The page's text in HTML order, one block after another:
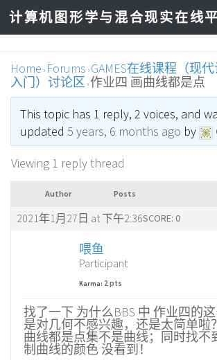
计算机图形学与混合现实在线
Home › Forums › GAMES在线课程（现
入门）讨论区 › 作业四 画曲线都是点
This topic has 1 reply, 2 voices, and
updated 5 years, 6 months ago by
Viewing 1 reply thread
Author Posts
2021年1月27日 at 下午2:36SCORE: 0
喂鱼
Participant
Karma: 2 pts
找了一下 为什么BBS 中 作业四的这
是对几何不感兴趣，还是太简单啦
曲线都是点集不是曲线；同时找不
制曲线的颜色 没看到！